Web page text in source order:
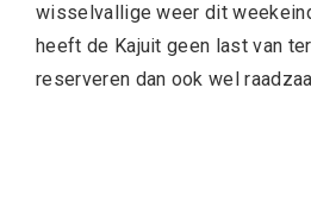
wisselvallige weer dit
heeft de Kajuit geen last van
reserveren dan ook wel